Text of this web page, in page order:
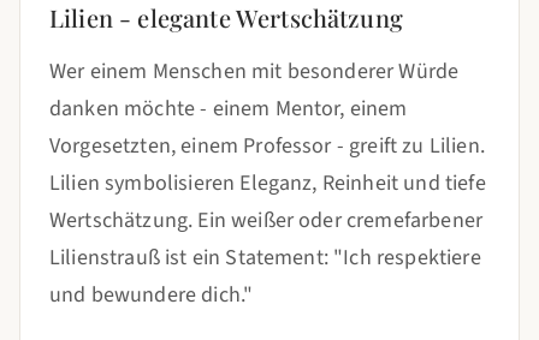
Lilien - elegante Wertschätzung
Wer einem Menschen mit besonderer Würde
danken möchte - einem Mentor, einem
Vorgesetzten, einem Professor - greift zu Lilien.
Lilien symbolisieren Eleganz, Reinheit und tiefe
Wertschätzung. Ein weißer oder cremefarbener
Lilienstrauß ist ein Statement: "Ich respektiere
und bewundere dich."